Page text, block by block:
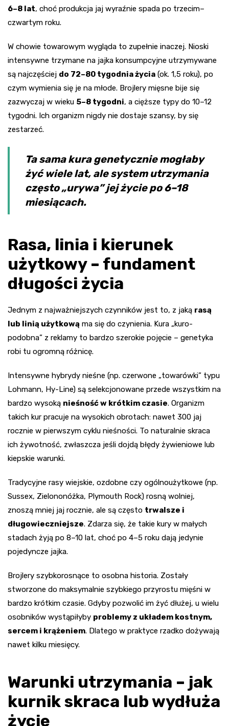
6–8 lat, choć produkcja jaj wyraźnie spada po trzecim–
czwartym roku.
W chowie towarowym wygląda to zupełnie inaczej. Nioski
intensywne trzymane na jajka konsumpcyjne utrzymywane
są najczęściej do 72–80 tygodnia życia (ok. 1,5 roku), po
czym wymienia się je na młode. Brojlery mięsne bije się
zazwyczaj w wieku 5–8 tygodni, a cięższe typy do 10–12
tygodni. Ich organizm nigdy nie dostaje szansy, by się
zestarzeć.
Ta sama kura genetycznie mogłaby
żyć wiele lat, ale system utrzymania
często „urywa” jej życie po 6–18
miesiącach.
Rasa, linia i kierunek
użytkowy – fundament
długości życia
Jednym z najważniejszych czynników jest to, z jaką rasą
lub linią użytkową ma się do czynienia. Kura „kuro-
podobna” z reklamy to bardzo szerokie pojęcie – genetyka
robi tu ogromną różnicę.
Intensywne hybrydy nieśne (np. czerwone „towarówki” typu
Lohmann, Hy-Line) są selekcjonowane przede wszystkim na
bardzo wysoką nieśność w krótkim czasie. Organizm
takich kur pracuje na wysokich obrotach: nawet 300 jaj
rocznie w pierwszym cyklu nieśności. To naturalnie skraca
ich żywotność, zwłaszcza jeśli dojdą błędy żywieniowe lub
kiepskie warunki.
Tradycyjne rasy wiejskie, ozdobne czy ogólnoużytkowe (np.
Sussex, Zielononóżka, Plymouth Rock) rosną wolniej,
znoszą mniej jaj rocznie, ale są często trwalsze i
długowieczniejsze. Zdarza się, że takie kury w małych
stadach żyją po 8–10 lat, choć po 4–5 roku dają jedynie
pojedyncze jajka.
Brojlery szybkorosnące to osobna historia. Zostały
stworzone do maksymalnie szybkiego przyrostu mięśni w
bardzo krótkim czasie. Gdyby pozwolić im żyć dłużej, u wielu
osobników wystąpiłyby problemy z układem kostnym,
sercem i krążeniem. Dlatego w praktyce rzadko dożywają
nawet kilku miesięcy.
Warunki utrzymania – jak
kurnik skraca lub wydłuża
życie